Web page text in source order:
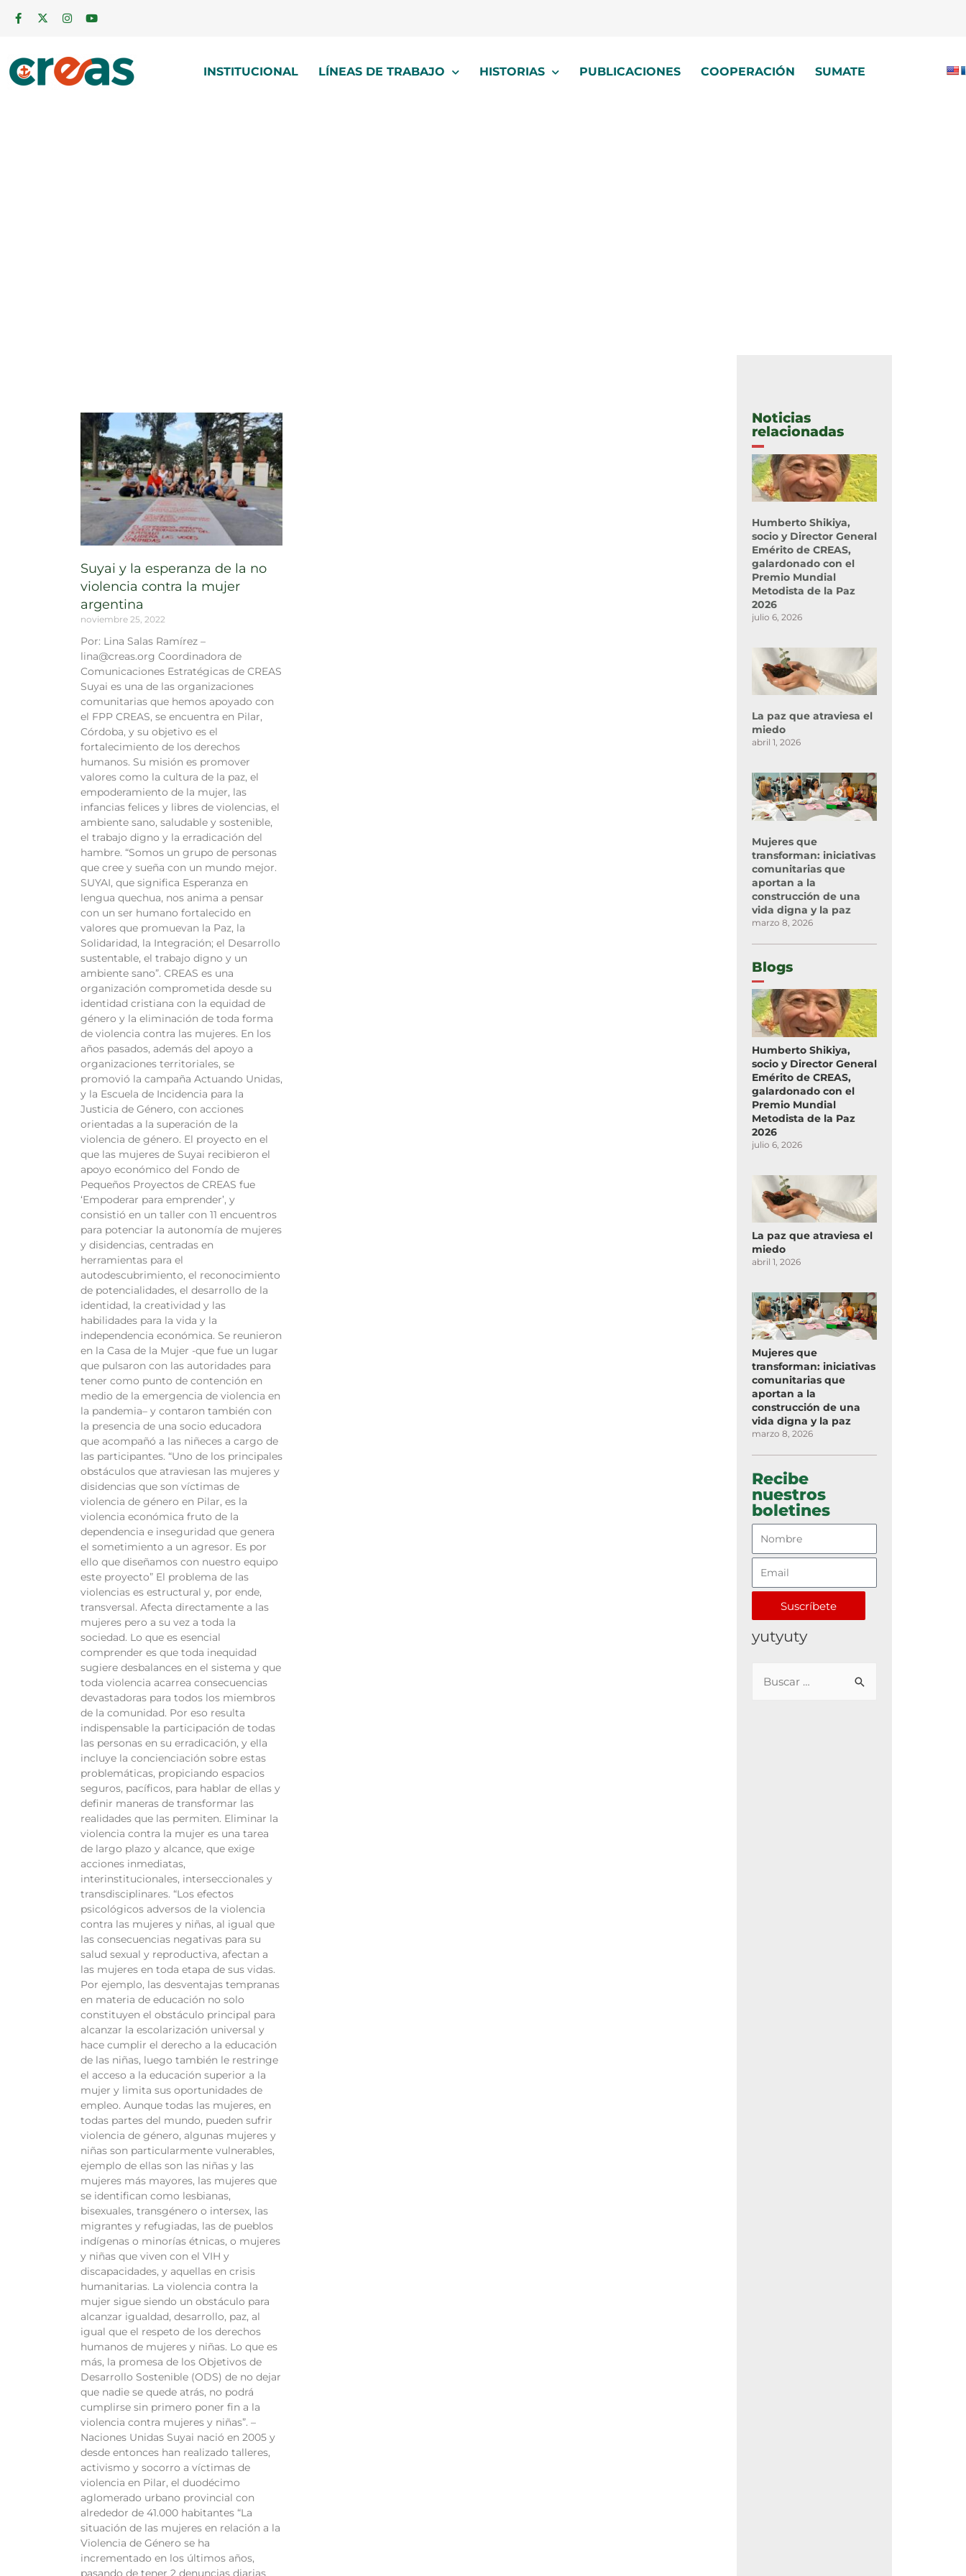
INSTITUCIONAL LÍNEAS DE TRABAJO HISTORIAS PUBLICACIONES COOPERACIÓN SUMATE
Suyai y la esperanza de la no
violencia contra la mujer
argentina
noviembre 25, 2022
Por: Lina Salas Ramírez –
lina@creas.org Coordinadora de
Comunicaciones Estratégicas de CREAS
Suyai es una de las organizaciones
comunitarias que hemos apoyado con
el FPP CREAS, se encuentra en Pilar,
Córdoba, y su objetivo es el
fortalecimiento de los derechos
humanos. Su misión es promover
valores como la cultura de la paz, el
empoderamiento de la mujer, las
infancias felices y libres de violencias, el
ambiente sano, saludable y sostenible,
el trabajo digno y la erradicación del
hambre. “Somos un grupo de personas
que cree y sueña con un mundo mejor.
SUYAI, que significa Esperanza en
lengua quechua, nos anima a pensar
con un ser humano fortalecido en
valores que promuevan la Paz, la
Solidaridad, la Integración; el Desarrollo
sustentable, el trabajo digno y un
ambiente sano”. CREAS es una
organización comprometida desde su
identidad cristiana con la equidad de
género y la eliminación de toda forma
de violencia contra las mujeres. En los
años pasados, además del apoyo a
organizaciones territoriales, se
promovió la campaña Actuando Unidas,
y la Escuela de Incidencia para la
Justicia de Género, con acciones
orientadas a la superación de la
violencia de género. El proyecto en el
que las mujeres de Suyai recibieron el
apoyo económico del Fondo de
Pequeños Proyectos de CREAS fue
‘Empoderar para emprender’, y
consistió en un taller con 11 encuentros
para potenciar la autonomía de mujeres
y disidencias, centradas en
herramientas para el
autodescubrimiento, el reconocimiento
de potencialidades, el desarrollo de la
identidad, la creatividad y las
habilidades para la vida y la
independencia económica. Se reunieron
en la Casa de la Mujer -que fue un lugar
que pulsaron con las autoridades para
tener como punto de contención en
medio de la emergencia de violencia en
la pandemia– y contaron también con
la presencia de una socio educadora
que acompañó a las niñeces a cargo de
las participantes. “Uno de los principales
obstáculos que atraviesan las mujeres y
disidencias que son víctimas de
violencia de género en Pilar, es la
violencia económica fruto de la
dependencia e inseguridad que genera
el sometimiento a un agresor. Es por
ello que diseñamos con nuestro equipo
este proyecto” El problema de las
violencias es estructural y, por ende,
transversal. Afecta directamente a las
mujeres pero a su vez a toda la
sociedad. Lo que es esencial
comprender es que toda inequidad
sugiere desbalances en el sistema y que
toda violencia acarrea consecuencias
devastadoras para todos los miembros
de la comunidad. Por eso resulta
indispensable la participación de todas
las personas en su erradicación, y ella
incluye la concienciación sobre estas
problemáticas, propiciando espacios
seguros, pacíficos, para hablar de ellas y
definir maneras de transformar las
realidades que las permiten. Eliminar la
violencia contra la mujer es una tarea
de largo plazo y alcance, que exige
acciones inmediatas,
interinstitucionales, interseccionales y
transdisciplinares. “Los efectos
psicológicos adversos de la violencia
contra las mujeres y niñas, al igual que
las consecuencias negativas para su
salud sexual y reproductiva, afectan a
las mujeres en toda etapa de sus vidas.
Por ejemplo, las desventajas tempranas
en materia de educación no solo
constituyen el obstáculo principal para
alcanzar la escolarización universal y
hace cumplir el derecho a la educación
de las niñas, luego también le restringe
el acceso a la educación superior a la
mujer y limita sus oportunidades de
empleo. Aunque todas las mujeres, en
todas partes del mundo, pueden sufrir
violencia de género, algunas mujeres y
niñas son particularmente vulnerables,
ejemplo de ellas son las niñas y las
mujeres más mayores, las mujeres que
se identifican como lesbianas,
bisexuales, transgénero o intersex, las
migrantes y refugiadas, las de pueblos
indígenas o minorías étnicas, o mujeres
y niñas que viven con el VIH y
discapacidades, y aquellas en crisis
humanitarias. La violencia contra la
mujer sigue siendo un obstáculo para
alcanzar igualdad, desarrollo, paz, al
igual que el respeto de los derechos
humanos de mujeres y niñas. Lo que es
más, la promesa de los Objetivos de
Desarrollo Sostenible (ODS) de no dejar
que nadie se quede atrás, no podrá
cumplirse sin primero poner fin a la
violencia contra mujeres y niñas”. –
Naciones Unidas Suyai nació en 2005 y
desde entonces han realizado talleres,
activismo y socorro a víctimas de
violencia en Pilar, el duodécimo
aglomerado urbano provincial con
alrededor de 41.000 habitantes “La
situación de las mujeres en relación a la
Violencia de Género se ha
incrementado en los últimos años,
Noticias
relacionadas
Humberto Shikiya,
socio y Director General
Emérito de CREAS,
galardonado con el
Premio Mundial
Metodista de la Paz
2026
julio 6, 2026
La paz que atraviesa el
miedo
abril 1, 2026
Mujeres que
transforman: iniciativas
comunitarias que
aportan a la
construcción de una
vida digna y la paz
marzo 8, 2026
Blogs
Humberto Shikiya,
socio y Director General
Emérito de CREAS,
galardonado con el
Premio Mundial
Metodista de la Paz
2026
julio 6, 2026
La paz que atraviesa el
miedo
abril 1, 2026
Mujeres que
transforman: iniciativas
comunitarias que
aportan a la
construcción de una
vida digna y la paz
marzo 8, 2026
Recibe
nuestros
boletines
Suscríbete
yutyuty